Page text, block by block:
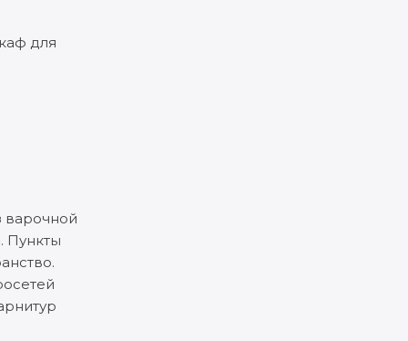
для
варочной
Пункты